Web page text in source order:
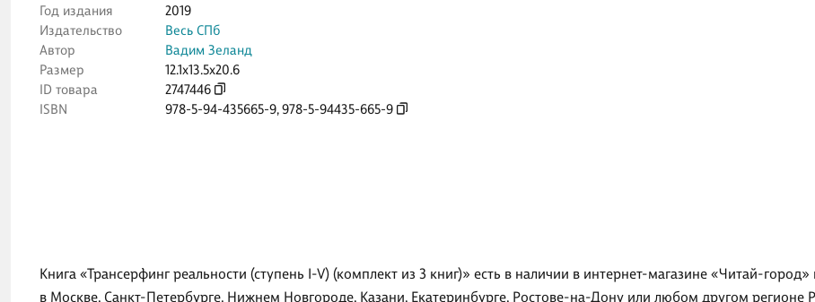
Год издания
2019
Издательство
Весь СПб
Автор
Вадим Зеланд
Размер
12.1x13.5x20.6
ID товара
2747446
ISBN
978-5-94-435665-9,978-5-94435-665-9
Книга «Трансерфинг реальности (ступень I-V) (комплект из 3 книг)» есть в наличии в интернет-магазине «Читай-
в Москве, Санкт-Петербурге, Нижнем Новгороде, Казани, Екатеринбурге, Ростове-на-Дону или любом другом